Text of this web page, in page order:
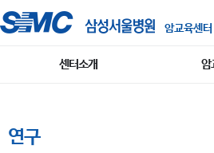
암교육센터
센터소개 암
연구